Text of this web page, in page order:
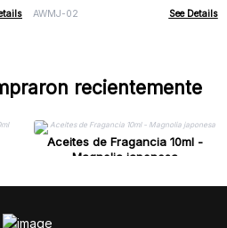
AWMJ-02 See Details
recientemente
Aceites de Fragancia 10ml -
Magnolia japonesa